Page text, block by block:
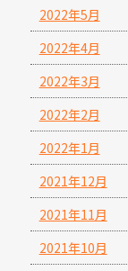
2022年5月
2022年4月
2022年3月
2022年2月
2022年1月
2021年12月
2021年11月
2021年10月